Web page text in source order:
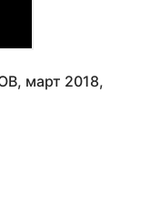
март 2018,